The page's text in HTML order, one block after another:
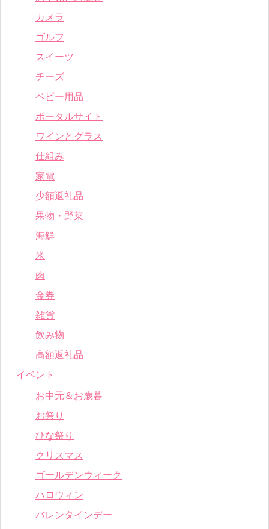
カメラ
ゴルフ
スイーツ
チーズ
ベビー用品
ポータルサイト
ワインとグラス
仕組み
家電
少額返礼品
果物・野菜
海鮮
米
肉
金券
雑貨
飲み物
高額返礼品
イベント
お中元＆お歳暮
お祭り
ひな祭り
クリスマス
ゴールデンウィーク
ハロウィン
バレンタインデー